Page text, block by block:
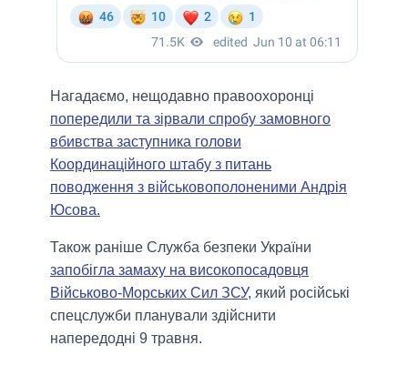
Нагадаємо, нещодавно правоохоронці
попередили та зірвали спробу замовного
вбивства заступника голови
Координаційного штабу з питань
поводження з військовополоненими Андрія
Юсова.
Також раніше Служба безпеки України
запобігла замаху на високопосадовця
Військово-Морських Сил ЗСУ, який російські
спецслужби планували здійснити
напередодні 9 травня.